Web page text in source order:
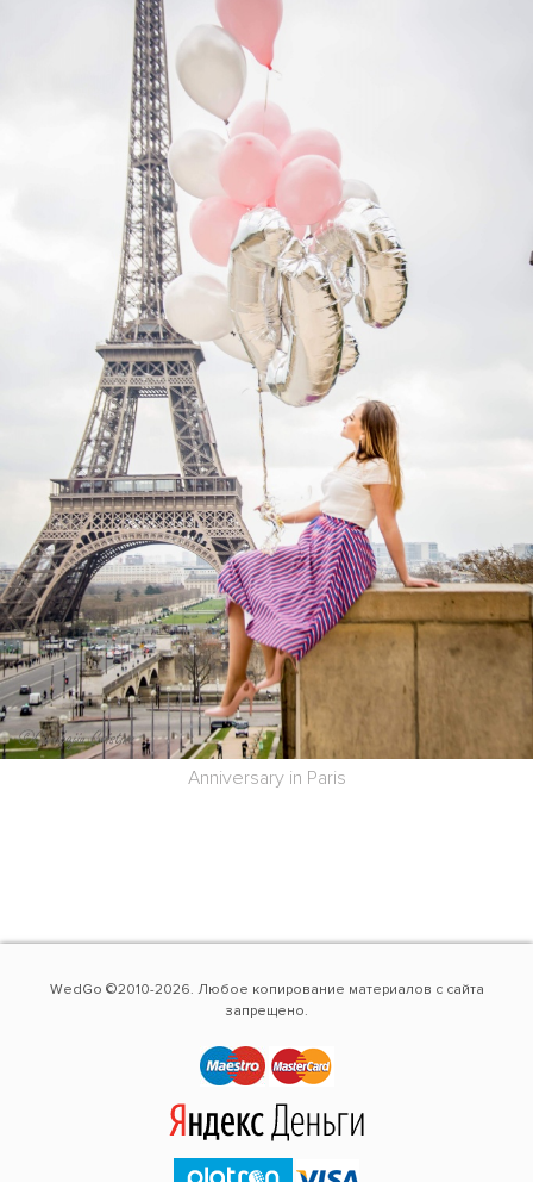
Anniversary in Paris
WedGo ©2010-2026. Любое копирование материалов с сайта
запрещено.